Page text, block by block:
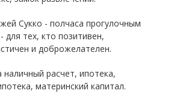
Сукко - полчаса прогулочным
для тех, кто позитивен,
и доброжелателен.
расчет, ипотека,
материнский капитал.